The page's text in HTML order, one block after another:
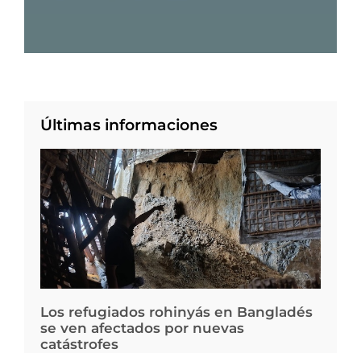
Últimas informaciones
Los refugiados rohinyás en Bangladés
se ven afectados por nuevas
catástrofes